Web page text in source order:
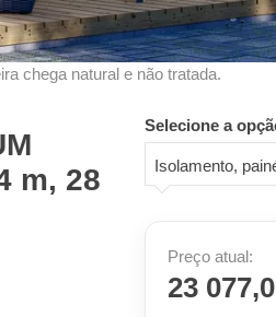
chega natural e não tratada.
m, 28
Selecione a
Isolamento,
Preço atual:
23